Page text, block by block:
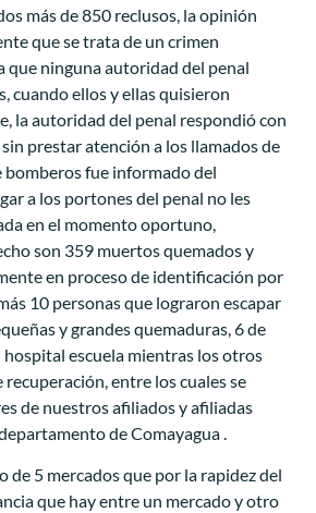
más de 850 reclusos, la opinión
que se trata de un crimen
que ninguna autoridad del penal
cuando ellos y ellas quisieron
la autoridad del penal respondió con
prestar atención a los llamados de
bomberos fue informado del
a los portones del penal no les
en el momento oportuno,
son 359 muertos quemados y
en proceso de identificación por
10 personas que lograron escapar
y grandes quemaduras, 6 de
escuela mientras los otros
recuperación, entre los cuales se
de nuestros afiliados y afiliadas
de Comayagua .
de 5 mercados que por la rapidez del
que hay entre un mercado y otro